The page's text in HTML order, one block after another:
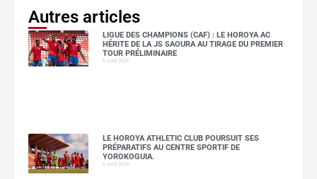
Autres articles
LIGUE DES CHAMPIONS (CAF) : LE HOROYA AC
HÉRITE DE LA JS SAOURA AU TIRAGE DU PREMIER
TOUR PRÉLIMINAIRE
6 août 2026
LE HOROYA ATHLETIC CLUB POURSUIT SES
PRÉPARATIFS AU CENTRE SPORTIF DE
YOROKOGUIA.
6 août 2026